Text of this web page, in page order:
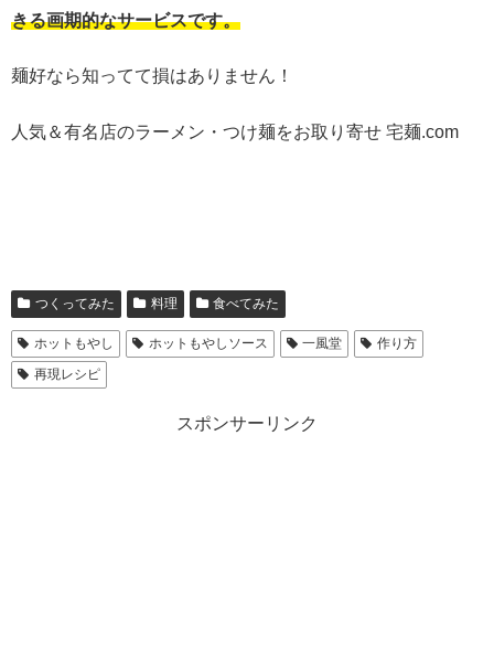
きる画期的なサービスです。
麺好なら知ってて損はありません！
人気＆有名店のラーメン・つけ麺をお取り寄せ 宅麺.com
つくってみた 料理 食べてみた
ホットもやし ホットもやしソース 一風堂
作り方
再現レシピ
スポンサーリンク